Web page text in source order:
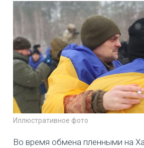
Иллюстративное фото
Во время обмена пленными на